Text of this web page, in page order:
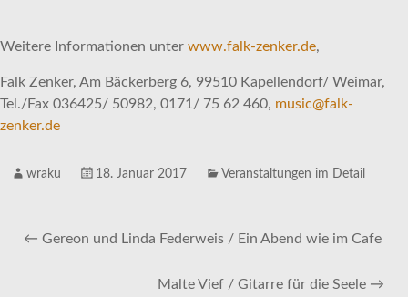
Weitere Informationen unter www.falk-zenker.de,
Falk Zenker, Am Bäckerberg 6, 99510 Kapellendorf/ Weimar,
Tel./Fax 036425/ 50982, 0171/ 75 62 460, music@falk-
zenker.de
wraku 18. Januar 2017 Veranstaltungen im Detail
← Gereon und Linda Federweis / Ein Abend wie im Cafe
Malte Vief / Gitarre für die Seele →